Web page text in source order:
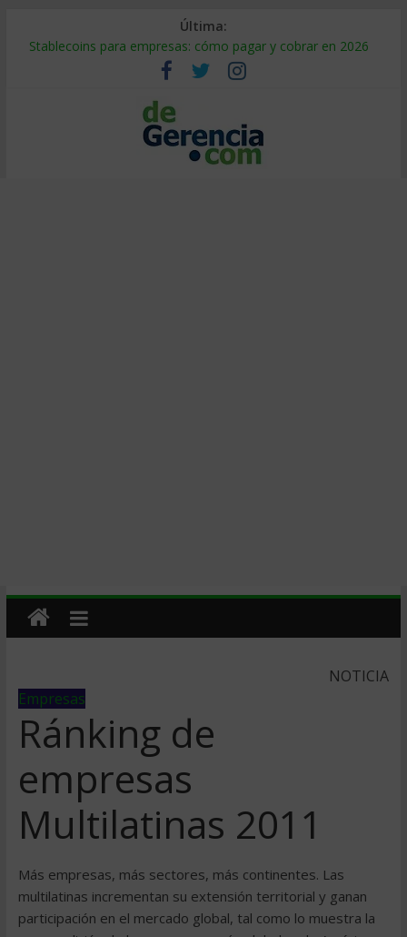
Última:
Stablecoins para empresas: cómo pagar y cobrar en 2026
Despido silencioso: qué es y por qué sale tan caro
IA en selección de personal: cómo auditarla a tiempo
Trabajo forzoso en la cadena de suministro: qué hacer
Mercado hispano de EE. UU.: cómo segmentarlo y venderle
NOTICIA
Empresas
Ránking de
empresas
Multilatinas 2011
Más empresas, más sectores, más continentes. Las
multilatinas incrementan su extensión territorial y ganan
participación en el mercado global, tal como lo muestra la